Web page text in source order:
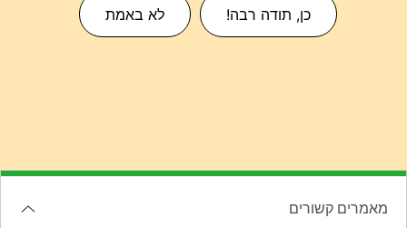
כן, תודה רבה! לא באמת
מאמרים קשורים